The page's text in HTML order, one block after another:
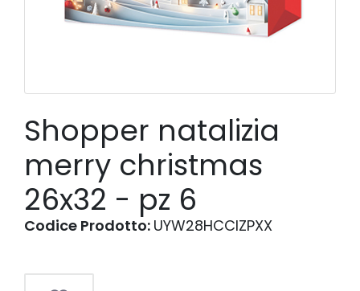
Shopper natalizia
merry christmas
26x32 - pz 6
Codice Prodotto: UYW28HCCIZPXX